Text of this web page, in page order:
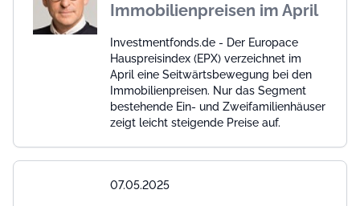
Immobilienpreisen im April
Investmentfonds.de - Der Europace
Hauspreisindex (EPX) verzeichnet im
April eine Seitwärtsbewegung bei den
Immobilienpreisen. Nur das Segment
bestehende Ein- und Zweifamilienhäuser
zeigt leicht steigende Preise auf.
07.05.2025